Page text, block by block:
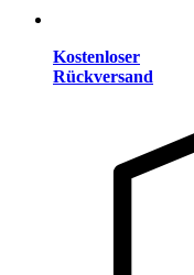
Kostenloser
Rückversand